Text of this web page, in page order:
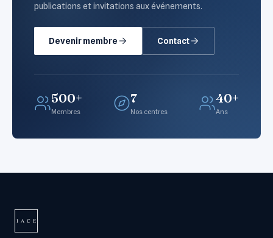
publications et invitations aux événements.
Devenir membre Contact
500+
Membres
7
Nos centres
40+
Ans